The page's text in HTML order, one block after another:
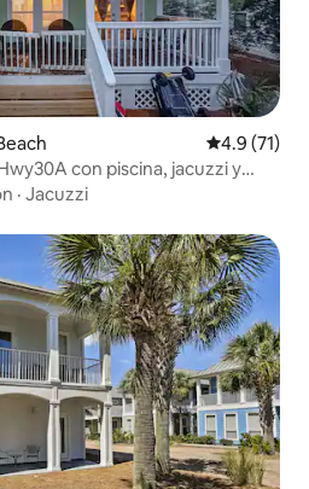
Calificación
4.9 (71)
con piscina, jacuzzi y
· Jacuzzi